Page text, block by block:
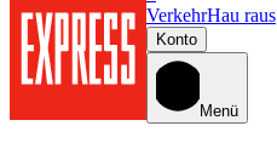
VerkehrHau raus
Konto
Menü